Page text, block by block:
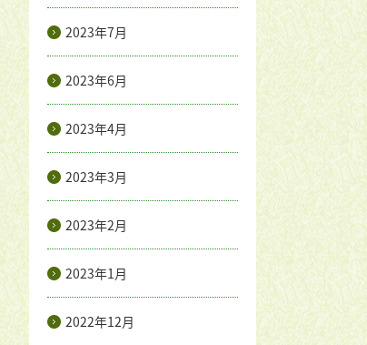
2023年7月
2023年6月
2023年4月
2023年3月
2023年2月
2023年1月
2022年12月